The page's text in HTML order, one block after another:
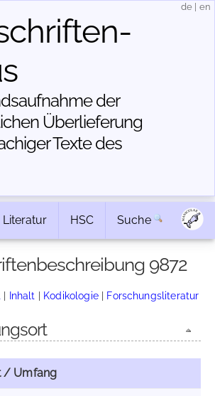
der
Über­lieferung
Texte des
de en
Literatur HSC Suche
9872
| Inhalt | Kodikologie| Forschungsliteratur
/ Umfang